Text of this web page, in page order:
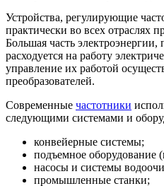
Устройства, регулирующие
практически во всех отраслях
Большая часть
расходуется на работу
управление их работой
преобразователей.
Современные частотники
следующими системами и
конвейерные системы;
подъемное оборудование
насосы и системы
промышленные станки;